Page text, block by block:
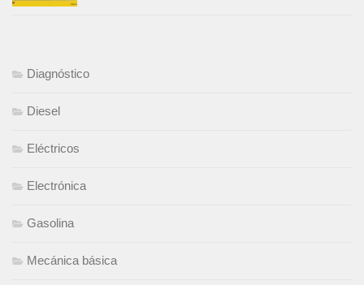
Diagnóstico
Diesel
Eléctricos
Electrónica
Gasolina
Mecánica básica